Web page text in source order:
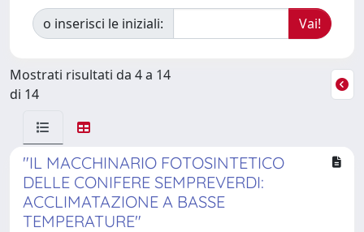
o inserisci le iniziali:
Mostrati risultati da 4 a 14
di 14
"IL MACCHINARIO FOTOSINTETICO
DELLE CONIFERE SEMPREVERDI:
ACCLIMATAZIONE A BASSE
TEMPERATURE"